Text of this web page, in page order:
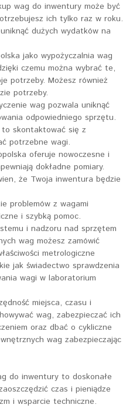
wag do inwentury może być
ich tylko raz w roku.
dużych wydatków na
jako wypożyczalnia wag
czemu można wybrać te,
potrzeby. Możesz również
potrzeby.
wag pozwala uniknąć
odpowiedniego sprzętu.
skontaktować się z
potrzebne wagi.
oferuje nowoczesne i
dokładne pomiary.
że Twoja inwentura będzie
problemów z wagami
i szybką pomoc.
i nadzoru nad sprzętem
wag możesz zamówić
metrologiczne
jak świadectwo sprawdzenia
wagi w laboratorium
miejsca, czasu i
wag, zabezpieczać ich
oraz dbać o cykliczne
wag zabezpieczając
do inwentury to doskonałe
czas i pieniądze
i wsparcie techniczne.